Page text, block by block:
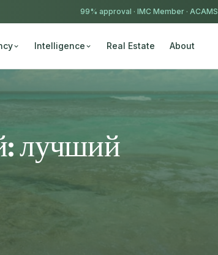
99% approval · IMC Member ·
Intelligence Real Estate About
лучший